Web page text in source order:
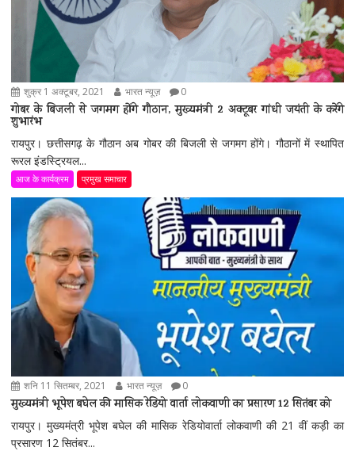
शुक्र 1 अक्टूबर, 2021 भारत न्यूज़ 0
गोबर के बिजली से जगमग होंगे गौठान, मुख्यमंत्री 2 अक्टूबर गांधी जयंती के करेंगे
शुभारंभ
रायपुर। छत्तीसगढ़ के गौठान अब गोबर की बिजली से जगमग होंगे। गौठानों में स्थापित
रूरल इंडस्ट्रियल...
आज के कार्यक्रम प्रमुख समाचार
शनि 11 सितम्बर, 2021 भारत न्यूज़ 0
मुख्यमंत्री भूपेश बघेल की मासिक रेडियो वार्ता लोकवाणी का प्रसारण 12 सितंबर को
रायपुर। मुख्यमंत्री भूपेश बघेल की मासिक रेडियोवार्ता लोकवाणी की 21 वीं कड़ी का
प्रसारण 12 सितंबर...